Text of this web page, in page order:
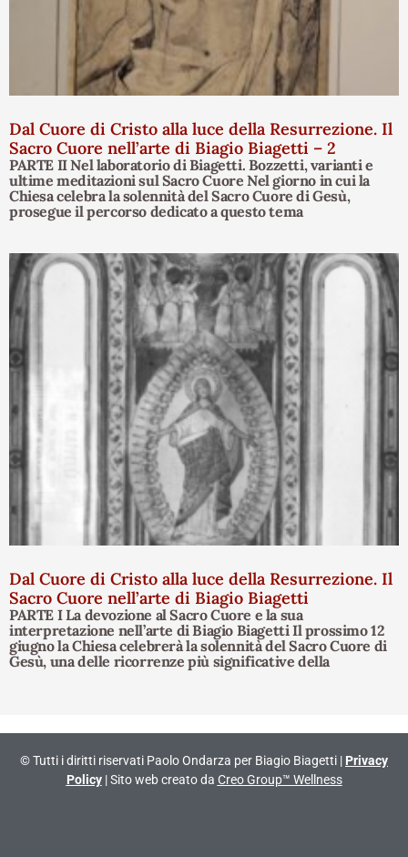
Dal Cuore di Cristo alla luce della Resurrezione. Il
Sacro Cuore nell’arte di Biagio Biagetti – 2
PARTE II Nel laboratorio di Biagetti. Bozzetti, varianti e
ultime meditazioni sul Sacro Cuore Nel giorno in cui la
Chiesa celebra la solennità del Sacro Cuore di Gesù,
prosegue il percorso dedicato a questo tema
Dal Cuore di Cristo alla luce della Resurrezione. Il
Sacro Cuore nell’arte di Biagio Biagetti
PARTE I La devozione al Sacro Cuore e la sua
interpretazione nell’arte di Biagio Biagetti Il prossimo 12
giugno la Chiesa celebrerà la solennità del Sacro Cuore di
Gesù, una delle ricorrenze più significative della
© Tutti i diritti riservati Paolo Ondarza per Biagio Biagetti | Privacy
Policy| Sito web creato da Creo Group™ Wellness